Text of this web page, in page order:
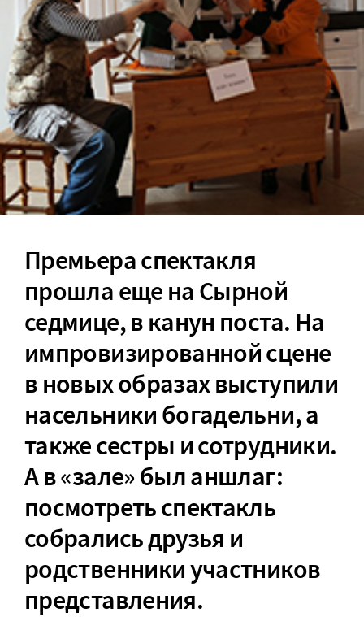
Премьера спектакля
прошла еще на Сырной
седмице, в канун поста. На
импровизированной сцене
в новых образах выступили
насельники богадельни, а
также сестры и сотрудники.
А в «зале» был аншлаг:
посмотреть спектакль
собрались друзья и
родственники участников
представления.